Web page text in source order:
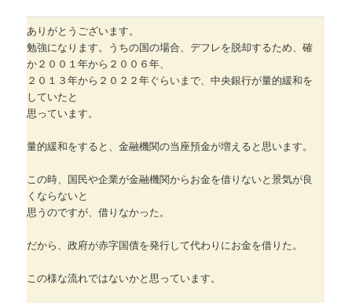
ありがとうございます。
勉強になります。うちの国の場合、デフレを脱却するため、確
か２００１年から２００６年、
２０１３年から２０２２年ぐらいまで、中央銀行が量的緩和を
していたと
思っています。
量的緩和をすると、金融機関の当座預金が増えると思います。
この時、国民や企業が金融機関からお金を借りないと景気が良
くならないと
思うのですが、借りなかった。
だから、政府が赤字国債を発行して代わりにお金を借りた。
この様な流れではないかと思っています。